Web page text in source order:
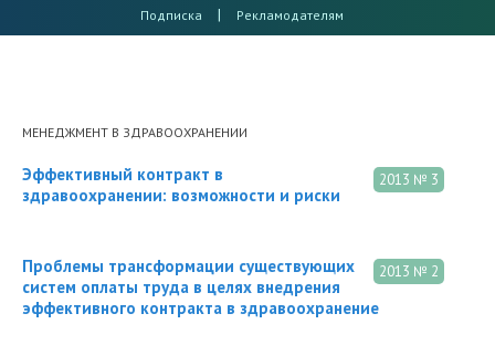
Подписка | Рекламодателям
МЕНЕДЖМЕНТ В ЗДРАВООХРАНЕНИИ
2013 № 3
Эффективный контракт в
здравоохранении: возможности и риски
2013 № 2
Проблемы трансформации существующих
систем оплаты труда в целях внедрения
эффективного контракта в здравоохранение